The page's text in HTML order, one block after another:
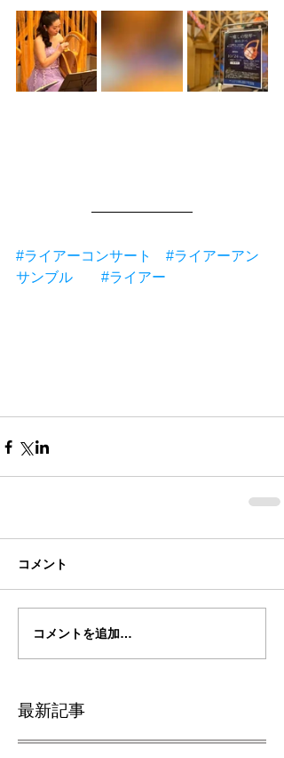
#ライアーコンサート
#ライアーアン
サンブル
#ライアー
コメント
コメントを追加…
最新記事